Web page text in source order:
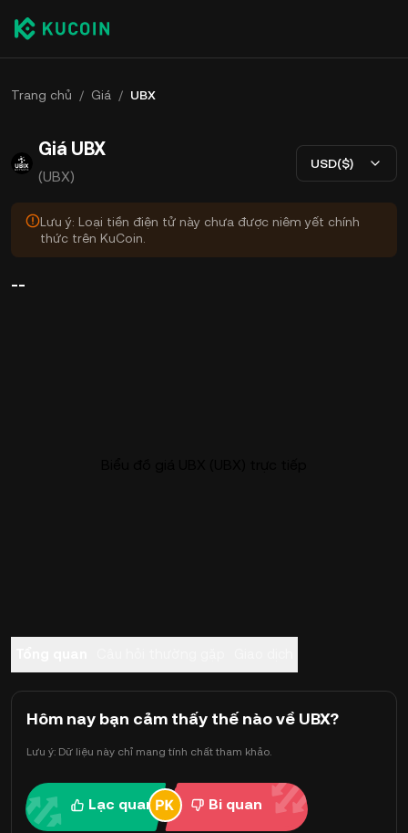
Trang chủ / Giá / UBX
Giá UBX
(UBX)
USD($)
Lưu ý: Loại tiền điện tử này chưa được niêm yết chính
thức trên KuCoin.
--
Hôm nay bạn cảm thấy thế nào về UBX?
Lưu ý: Dữ liệu này chỉ mang tính chất tham khảo.
Lạc quan Bi quan